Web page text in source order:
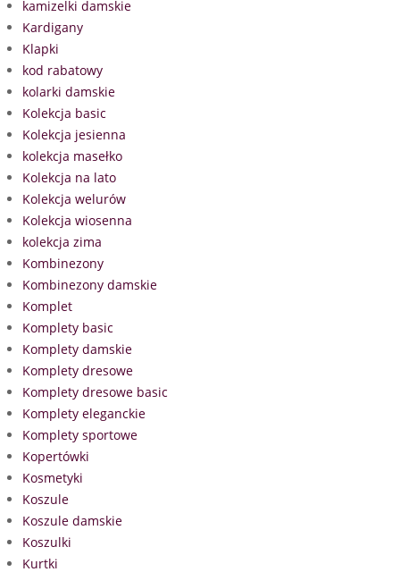
kamizelki damskie
Kardigany
Klapki
kod rabatowy
kolarki damskie
Kolekcja basic
Kolekcja jesienna
kolekcja masełko
Kolekcja na lato
Kolekcja welurów
Kolekcja wiosenna
kolekcja zima
Kombinezony
Kombinezony damskie
Komplet
Komplety basic
Komplety damskie
Komplety dresowe
Komplety dresowe basic
Komplety eleganckie
Komplety sportowe
Kopertówki
Kosmetyki
Koszule
Koszule damskie
Koszulki
Kurtki